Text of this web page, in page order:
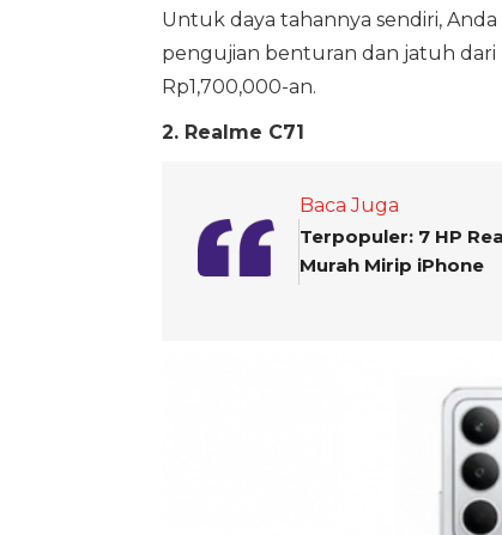
Untuk daya tahannya sendiri,
pengujian benturan dan jatuh dari
Rp1,700,000-an.
2. Realme C71
Baca Juga
Terpopuler: 7 HP
Murah Mirip iPhone